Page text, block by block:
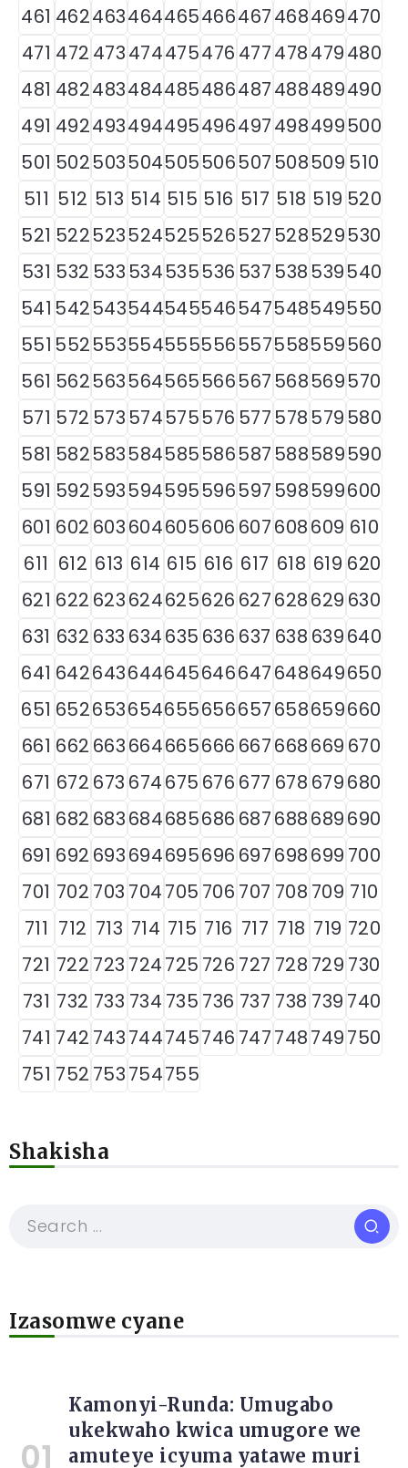
461 462463464465466467468469470
471 472 473474475476 477478479480
481 482483484485486487488489490
491 492493494495496497498499500
501 502503504505506507508509 510
511 512 513 514 515 516 517 518 519 520
521 522523524525526527528529530
531 532 533534535536 537538539540
541 542543544545546547548549550
551 552553554555556557558559560
561 562563564565566567568569570
571 572 573574575576 577578579580
581 582583584585586587588589590
591 592593594595596597598599600
601 602 603604605606 607608609 610
611 612 613 614 615 616 617 618 619 620
621 622 623624625626 627628629 630
631 632 633 634635 636 637 638 639640
641 642643644645646647648649650
651 652653654655656657658659660
661 662 663664665666 667668669 670
671 672 673 674675 676 677 678 679680
681 682 683684685686 687688689690
691 692 693694695696 697698699 700
701 702 703 704705 706 707 708 709 710
711 712 713 714 715 716 717 718 719 720
721 722 723 724725 726 727 728 729 730
731 732 733 734 735 736 737 738 739 740
741 742 743744745746 747748749750
751 752 753754755
Shakisha
Izasomwe cyane
Kamonyi-Runda: Umugabo
ukekwaho kwica umugore we
amuteye icyuma yatawe muri